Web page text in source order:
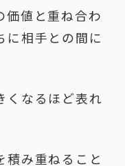
価値と重ね合わ
に相手との間に
くなるほど表れ
積み重ねること